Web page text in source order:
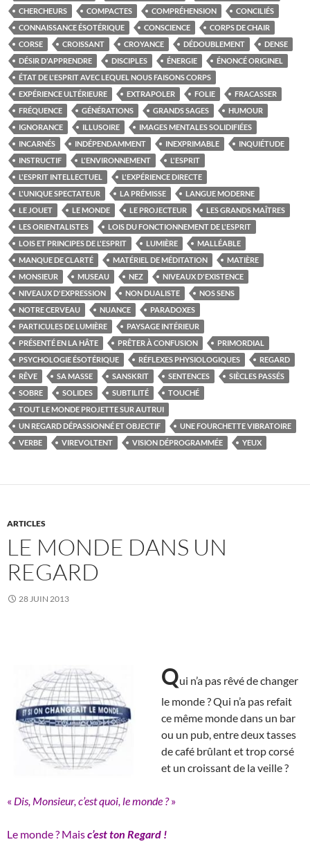
CHERCHEURS COMPACTES COMPRÉHENSION
CONCILIÉS
CONNAISSANCE ÉSOTÉRIQUE
CONSCIENCE
CORPS DE CHAIR
CORSE
CROISSANT CROYANCE DÉDOUBLEMENT
DENSE
DÉSIR D'APPRENDRE
DISCIPLES ÉNERGIE
ÉNONCÉ ORIGINEL
ÉTAT DE L'ESPRIT AVEC LEQUEL NOUS FAISONS CORPS
EXPÉRIENCE ULTÉRIEURE
EXTRAPOLER FOLIE
FRACASSER
FRÉQUENCE
GÉNÉRATIONS GRANDS SAGES
HUMOUR
IGNORANCE
ILLUSOIRE
IMAGES MENTALES SOLIDIFIÉES
INCARNÉS
INDÉPENDAMMENT INEXPRIMABLE
INQUIÉTUDE
INSTRUCTIF
L'ENVIRONNEMENT
L'ESPRIT
L'ESPRIT INTELLECTUEL
L'EXPÉRIENCE DIRECTE
L'UNIQUE SPECTATEUR
LA PRÉMISSE
LANGUE MODERNE
LE JOUET
LE MONDE LE PROJECTEUR
LES GRANDS MAÎTRES
LES ORIENTALISTES
LOIS DU FONCTIONNEMENT DE L'ESPRIT
LOIS ET PRINCIPES DE L'ESPRIT
LUMIÈRE
MALLÉABLE
MANQUE DE CLARTÉ
MATÉRIEL DE MÉDITATION
MATIÈRE
MONSIEUR
MUSEAU NEZ
NIVEAUX D'EXISTENCE
NIVEAUX D'EXPRESSION
NON DUALISTE
NOS SENS
NOTRE CERVEAU
NUANCE
PARADOXES
PARTICULES DE LUMIÈRE
PAYSAGE INTÉRIEUR
PRÉSENTÉ EN LA HÂTE
PRÊTER À CONFUSION
PRIMORDIAL
PSYCHOLOGIE ÉSOTÉRIQUE
RÉFLEXES PHYSIOLOGIQUES
REGARD
RÊVE
SA MASSE SANSKRIT SENTENCES
SIÈCLES PASSÉS
SOBRE
SOLIDES SUBTILITÉ
TOUCHÉ
TOUT LE MONDE PROJETTE SUR AUTRUI
UN REGARD DÉPASSIONNÉ ET OBJECTIF
UNE FOURCHETTE VIBRATOIRE
VERBE
VIREVOLTENT VISION DÉPROGRAMMÉE YEUX
ARTICLES
LE MONDE DANS UN
REGARD
28 JUIN 2013
Qui n’a pas rêvé de changer
le monde ? Qui n’a pas refait
ce même monde dans un bar
ou un pub, entre deux tasses
de café brûlant et trop corsé
et un croissant de la veille ?
« Dis, Monsieur, c’est quoi, le monde ?»
Le monde ? Maisc’estton Regard !